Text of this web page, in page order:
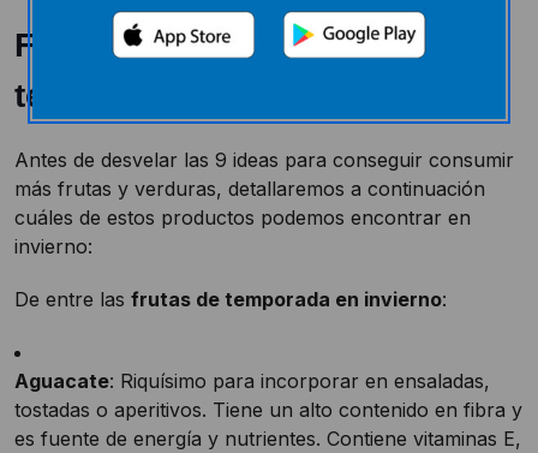
Frutas y verduras de
temporada en invierno
Antes de desvelar las 9 ideas para conseguir consumir
más frutas y verduras, detallaremos a continuación
cuáles de estos productos podemos encontrar en
invierno:
De entre las frutas de temporada en invierno:
Aguacate: Riquísimo para incorporar en ensaladas,
tostadas o aperitivos. Tiene un alto contenido en fibra y
es fuente de energía y nutrientes. Contiene vitaminas E,